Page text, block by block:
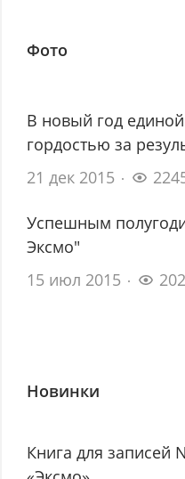
Фото
В новый год
гордостью за
21 дек 2015
Успешным
Эксмо"
15 июл 2015
Новинки
Книга для записей